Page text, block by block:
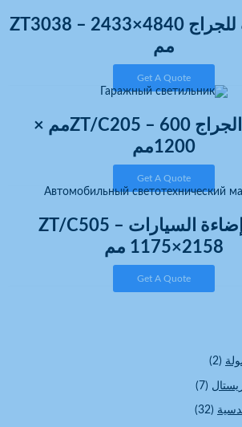
(2)
(7)
(32)
لمبة سقف للجراج ZT3038 – ‎2433×4840
مم
Get A Quote
مصباح الجراج ZT/C205 – 600مم ×
1200مم
Get A Quote
ورشة إضاءة السيارات ZT/C505 –
‎1175×2158 مم
Get A Quote